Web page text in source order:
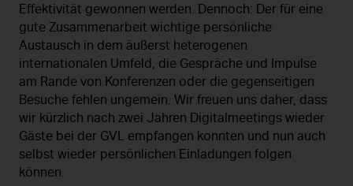
Effektivität gewonnen werden. Dennoch: Der für eine
gute Zusammenarbeit wichtige persönliche
Austausch in dem äußerst heterogenen
internationalen Umfeld, die Gespräche und Impulse
am Rande von Konferenzen oder die gegenseitigen
Besuche fehlen ungemein. Wir freuen uns daher, dass
wir kürzlich nach zwei Jahren Digitalmeetings wieder
Gäste bei der GVL empfangen konnten und nun auch
selbst wieder persönlichen Einladungen folgen
können.